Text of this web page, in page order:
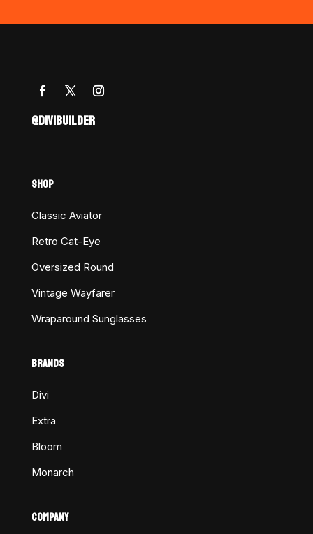
@DIVIBUILDER
SHOP
Classic Aviator
Retro Cat-Eye
Oversized Round
Vintage Wayfarer
Wraparound Sunglasses
BRANDS
Divi
Extra
Bloom
Monarch
COMPANY